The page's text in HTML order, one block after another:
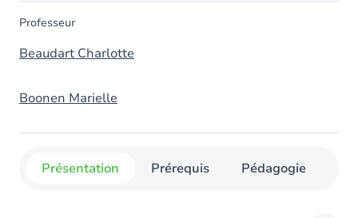
Professeur
Beaudart Charlotte
Boonen Marielle
Présentation Prérequis Pédagogie